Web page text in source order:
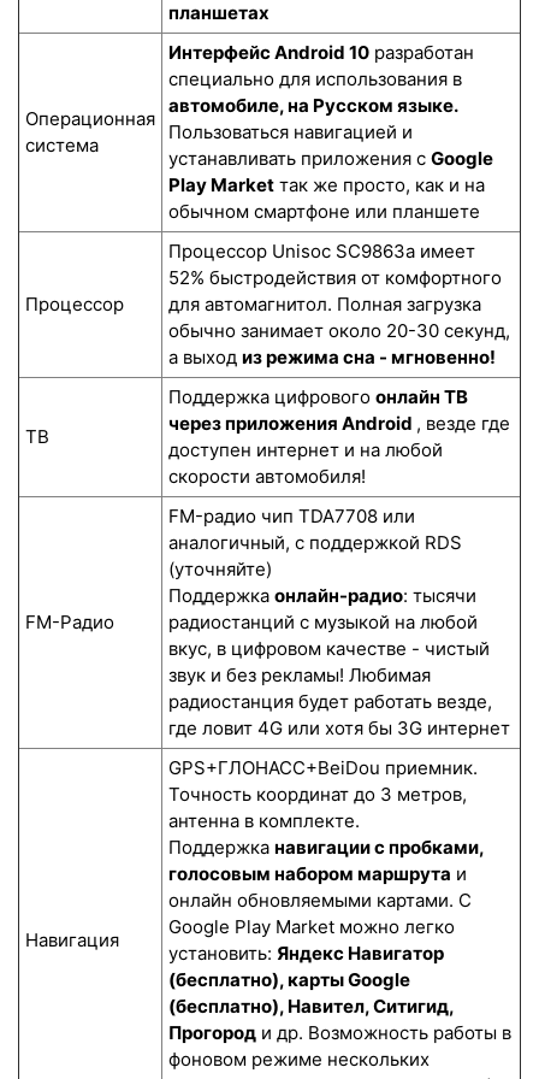
планшетах
Операционная
система
Интерфейс Android 10 разработан
специально для использования в
автомобиле, на Русском языке.
Пользоваться навигацией и
устанавливать приложения с Google
Play Market так же просто, как и на
обычном смартфоне или планшете
Процессор
Процессор Unisoc SC9863a имеет
52% быстродействия от комфортного
для автомагнитол. Полная загрузка
обычно занимает около 20-30 секунд,
а выход из режима сна - мгновенно!
ТВ
Поддержка цифрового онлайн ТВ
через приложения Android , везде где
доступен интернет и на любой
скорости автомобиля!
FM-Радио
FM-радио чип TDA7708 или
аналогичный, с поддержкой RDS
(уточняйте)
Поддержка онлайн-радио: тысячи
радиостанций с музыкой на любой
вкус, в цифровом качестве - чистый
звук и без рекламы! Любимая
радиостанция будет работать везде,
где ловит 4G или хотя бы 3G интернет
Навигация
GPS+ГЛОНАСС+BeiDou приемник.
Точность координат до 3 метров,
антенна в комплекте.
Поддержка навигации с пробками,
голосовым набором маршрута и
онлайн обновляемыми картами. С
Google Play Market можно легко
установить: Яндекс Навигатор
(бесплатно), карты Google
(бесплатно), Навител, Ситигид,
Прогород и др. Возможность работы в
фоновом режиме нескольких